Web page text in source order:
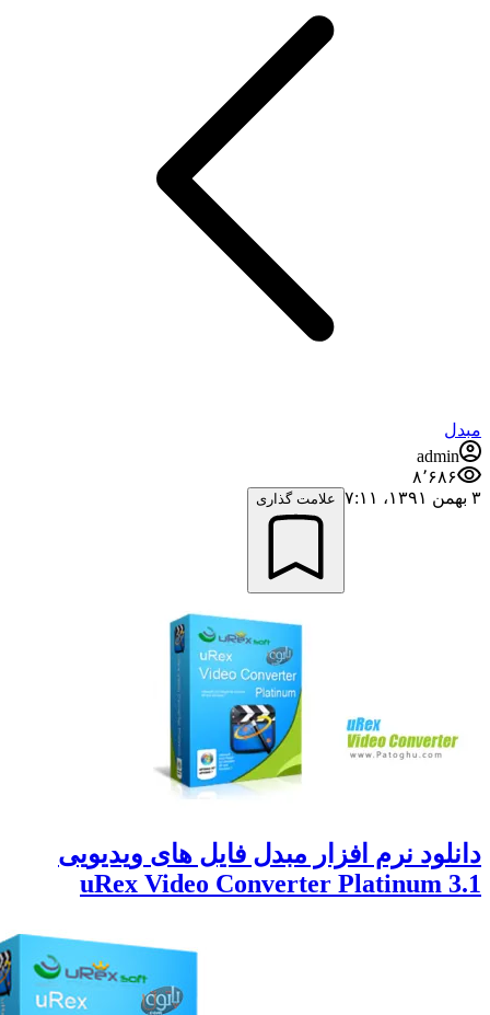
علامت گذاری
نرم افزار مبدل فایل های ویدیویی
uRex Video Converter Platinum